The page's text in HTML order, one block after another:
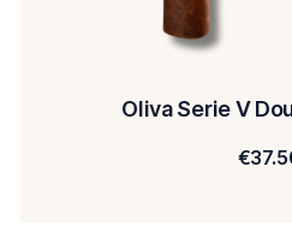
Oliva Serie V
€